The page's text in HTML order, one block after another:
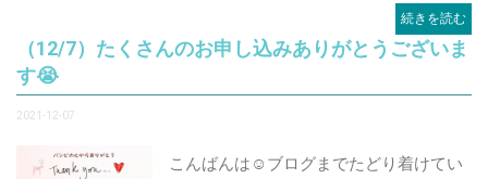
続きを読む
（12/7）たくさんのお申し込みありがとうございま
す😭
2021-12-07
こんばんは☺️ブログまでたどり着けてい